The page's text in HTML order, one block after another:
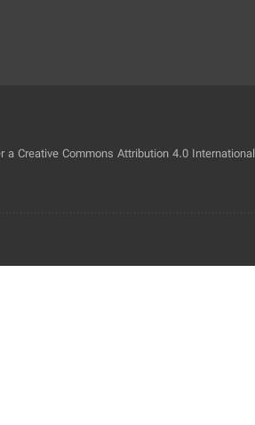
Creative Commons Attribution 4.0 International